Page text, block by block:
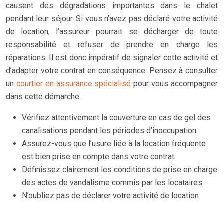
causent des dégradations importantes dans le chalet
pendant leur séjour. Si vous n’avez pas déclaré votre activité
de location, l’assureur pourrait se décharger de toute
responsabilité et refuser de prendre en charge les
réparations. Il est donc impératif de signaler cette activité et
d’adapter votre contrat en conséquence. Pensez à consulter
un courtier en assurance spécialisépour vous accompagner
dans cette démarche.
Vérifiez attentivement la couverture en cas de gel des
canalisations pendant les périodes d’inoccupation.
Assurez-vous que l’usure liée à la location fréquente
est bien prise en compte dans votre contrat.
Définissez clairement les conditions de prise en charge
des actes de vandalisme commis par les locataires.
N’oubliez pas de déclarer votre activité de location